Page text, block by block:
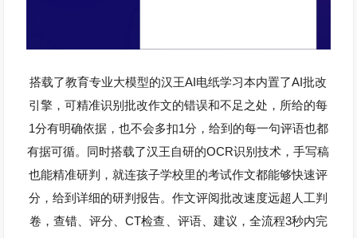
搭载了教育专业大模型的汉王AI电纸学习本内置了AI批改
引擎，可精准识别批改作文的错误和不足之处，所给的每
1分有明确依据，也不会多扣1分，给到的每一句评语也都
有据可循。同时搭载了汉王自研的OCR识别技术，手写稿
也能精准研判，就连孩子学校里的考试作文都能够快速评
分，给到详细的研判报告。作文评阅批改速度远超人工判
卷，查错、评分、 CT检查 、评语、建议，全流程3秒内完